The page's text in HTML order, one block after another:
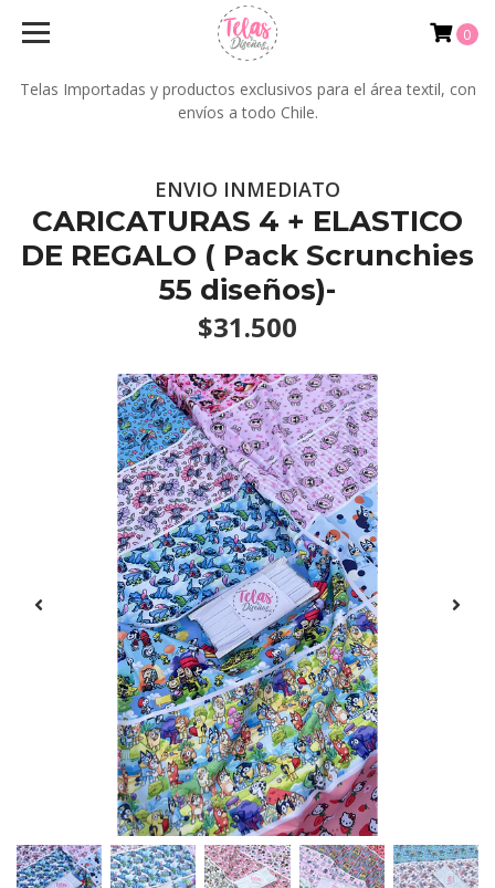
Telas Importadas y productos exclusivos para el área textil, con
envíos a todo Chile.
0
ENVIO INMEDIATO
CARICATURAS 4 + ELASTICO
DE REGALO ( Pack Scrunchies
55 diseños)-
$31.500